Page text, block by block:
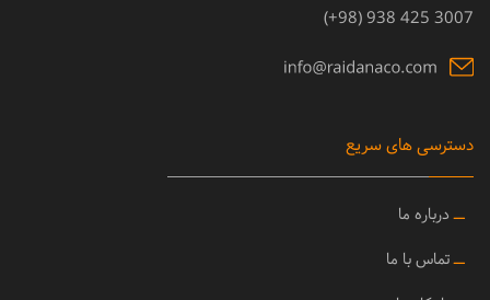
3007 425 938 (98+)
دسترسی های سریع
ــ درباره ما
ــتماس با ما